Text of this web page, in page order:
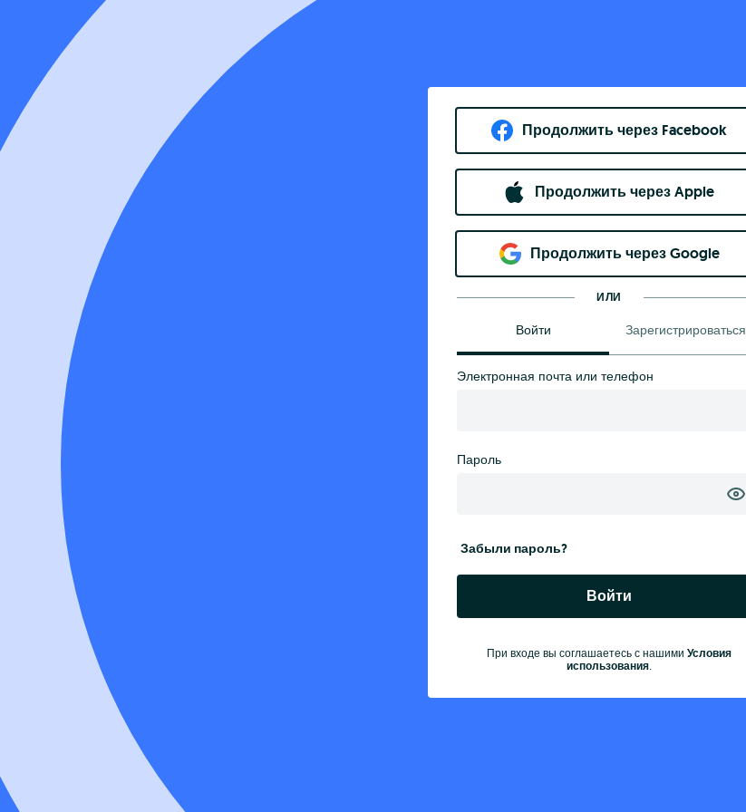
Продолжить через Facebook
Продолжить через Apple
Продолжить через Google
ИЛИ
Войти Зарегистрироваться
Электронная почта или телефон
Пароль
Забыли пароль?
Войти
При входе вы соглашаетесь с нашими Условия
использования.